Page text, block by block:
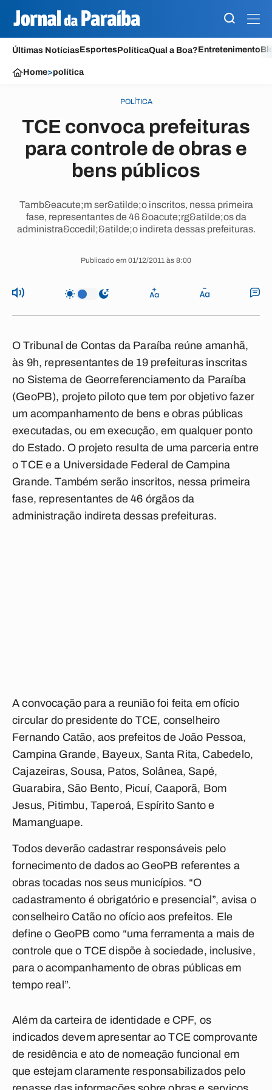
Últimas NotíciasEsportesPolíticaQual a Boa?Entretenimento
Home>política
POLÍTICA
TCE convoca prefeituras
para controle de obras e
bens públicos
Tamb&eacute;m ser&atilde;o inscritos, nessa primeira
fase, representantes de 46 &oacute;rg&atilde;os da
administra&ccedil;&atilde;o indireta dessas prefeituras.
Publicado em 01/12/2011 às 8:00
O Tribunal de Contas da Paraíba reúne amanhã,
às 9h, representantes de 19 prefeituras inscritas
no Sistema de Georreferenciamento da Paraíba
(GeoPB), projeto piloto que tem por objetivo fazer
um acompanhamento de bens e obras públicas
executadas, ou em execução, em qualquer ponto
do Estado. O projeto resulta de uma parceria entre
o TCE e a Universidade Federal de Campina
Grande. Também serão inscritos, nessa primeira
fase, representantes de 46 órgãos da
administração indireta dessas prefeituras.
A convocação para a reunião foi feita em ofício
circular do presidente do TCE, conselheiro
Fernando Catão, aos prefeitos de João Pessoa,
Campina Grande, Bayeux, Santa Rita, Cabedelo,
Cajazeiras, Sousa, Patos, Solânea, Sapé,
Guarabira, São Bento, Picuí, Caaporã, Bom
Jesus, Pitimbu, Taperoá, Espírito Santo e
Mamanguape.
Todos deverão cadastrar responsáveis pelo
fornecimento de dados ao GeoPB referentes a
obras tocadas nos seus municípios. “O
cadastramento é obrigatório e presencial”, avisa o
conselheiro Catão no ofício aos prefeitos. Ele
define o GeoPB como “uma ferramenta a mais de
controle que o TCE dispõe à sociedade, inclusive,
para o acompanhamento de obras públicas em
tempo real”.
Além da carteira de identidade e CPF, os
indicados devem apresentar ao TCE comprovante
de residência e ato de nomeação funcional em
que estejam claramente responsabilizados pelo